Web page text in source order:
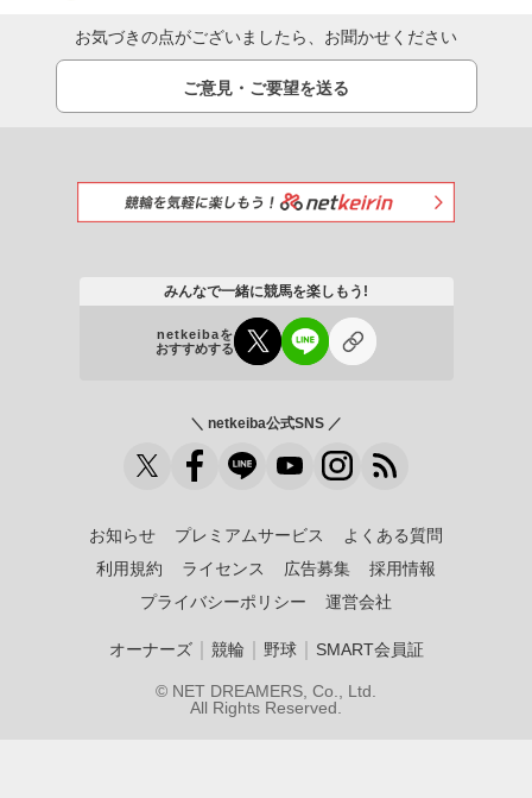
お気づきの点がございましたら、お聞かせください
ご意見・ご要望を送る
みんなで一緒に競馬を楽しもう!
netkeibaを
おすすめする
＼ netkeiba公式SNS ／
お知らせ プレミアムサービス
よくある質問
利用規約
ライセンス 広告募集
採用情報
プライバシーポリシー
運営会社
オーナーズ｜ 競輪 野球｜ SMART会員証
© NET DREAMERS, Co., Ltd.
All Rights Reserved.